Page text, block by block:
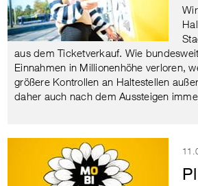
aus dem Ticketverkauf. Wie
Einnahmen in Millionenhöhe verloren,
größere Kontrollen an Haltestellen
daher auch nach dem Aussteigen